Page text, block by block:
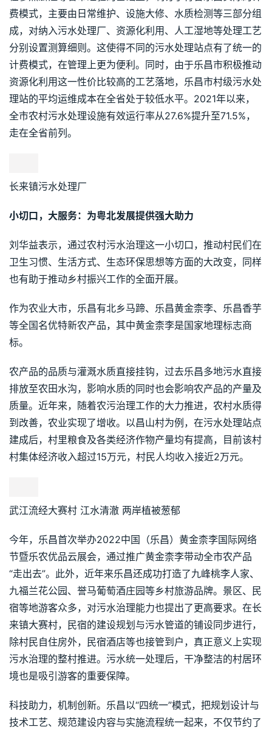
费模式，主要由日常维护、设施大修、水质检测等三部分组
成，对纳入污水处理厂、资源化利用、人工湿地等处理工艺
分别设置测算细则。这使得不同的污水处理站点有了统一的
计费模式，在管理上更为便利。同时，由于乐昌市积极推动
资源化利用这一性价比较高的工艺落地，乐昌市村级污水处
理站的平均运维成本在全省处于较低水平。2021年以来，
全市农村污水处理设施有效运行率从27.6%提升至71.5%，
走在全省前列。
长来镇污水处理厂
小切口，大服务：为粤北发展提供强大助力
刘华益表示，通过农村污水治理这一小切口，推动村民们在
卫生习惯、生活方式、生态环保思想等方面的大改变，同样
也有助于推动乡村振兴工作的全面开展。
作为农业大市，乐昌有北乡马蹄、乐昌黄金柰李、乐昌香芋
等全国名优特新农产品，其中黄金柰李是国家地理标志商
标。
农产品的品质与灌溉水质直接挂钩，过去乐昌多地污水直接
排放至农田水沟，影响水质的同时也会影响农产品的产量及
质量。近年来，随着农污治理工作的大力推进，农村水质得
到改善，农业实现了增收。以昌山村为例，在污水处理站点
建成后，村里粮食及各类经济作物产量均有提高，目前该村
村集体经济收入超过15万元，村民人均收入接近2万元。
武江流经大赛村 江水清澈 两岸植被葱郁
今年，乐昌首次举办2022中国（乐昌）黄金柰李国际网络
节暨乐农优品云展会，通过推广黄金柰李带动全市农产品
“走出去”。此外，近年来乐昌还成功打造了九峰桃李人家、
九福兰花公园、誉马葡萄酒庄园等乡村旅游品牌。景区、民
宿等地游客众多，对污水治理能力也提出了更高要求。在长
来镇大赛村，民宿的建设规划与污水管道的铺设同步进行，
除村民自住房外，民宿酒店等也接管到户，真正意义上实现
污水治理的整村推进。污水统一处理后，干净整洁的村居环
境也是吸引游客的重要保障。
科技助力，机制创新。乐昌以“四统一”模式，把规划设计与
技术工艺、规范建设内容与实施流程统一起来，不仅节约了